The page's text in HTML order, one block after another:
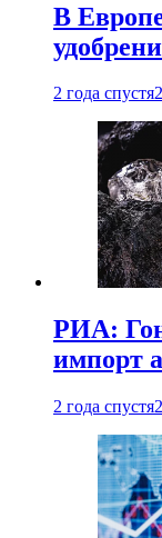
В
2 года спустя
РИА:
импорт
2 года спустя